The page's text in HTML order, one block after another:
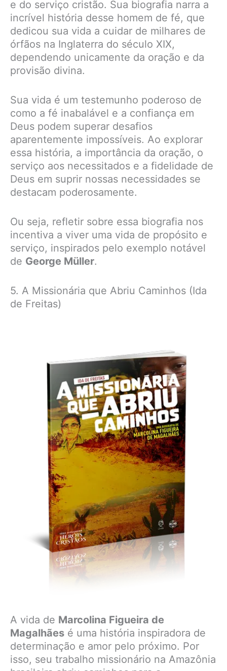
e do serviço cristão. Sua biografia narra a
incrível história desse homem de fé, que
dedicou sua vida a cuidar de milhares de
órfãos na Inglaterra do século XIX,
dependendo unicamente da oração e da
provisão divina.
Sua vida é um testemunho poderoso de
como a fé inabalável e a confiança em
Deus podem superar desafios
aparentemente impossíveis. Ao explorar
essa história, a importância da oração, o
serviço aos necessitados e a fidelidade de
Deus em suprir nossas necessidades se
destacam poderosamente.
Ou seja, refletir sobre essa biografia nos
incentiva a viver uma vida de propósito e
serviço, inspirados pelo exemplo notável
de George Müller.
5. A Missionária que Abriu Caminhos (Ida
de Freitas)
A vida de Marcolina Figueira de
Magalhães é uma história inspiradora de
determinação e amor pelo próximo. Por
isso, seu trabalho missionário na Amazônia